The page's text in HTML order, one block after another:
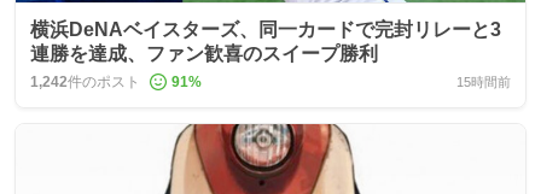
横浜DeNAベイスターズ、同一カードで完封リレーと3
連勝を達成、ファン歓喜のスイープ勝利
1,242件のポスト 91% 15時間前